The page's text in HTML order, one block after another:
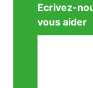
Ecrivez-
vous aider